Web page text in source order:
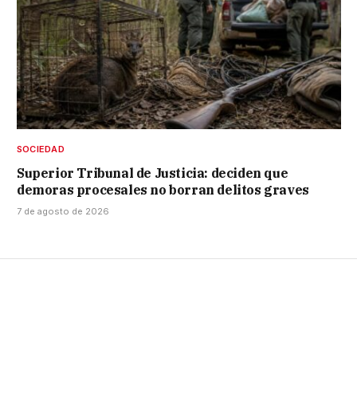
SOCIEDAD
Superior Tribunal de Justicia: deciden que
demoras procesales no borran delitos graves
7 de agosto de 2026